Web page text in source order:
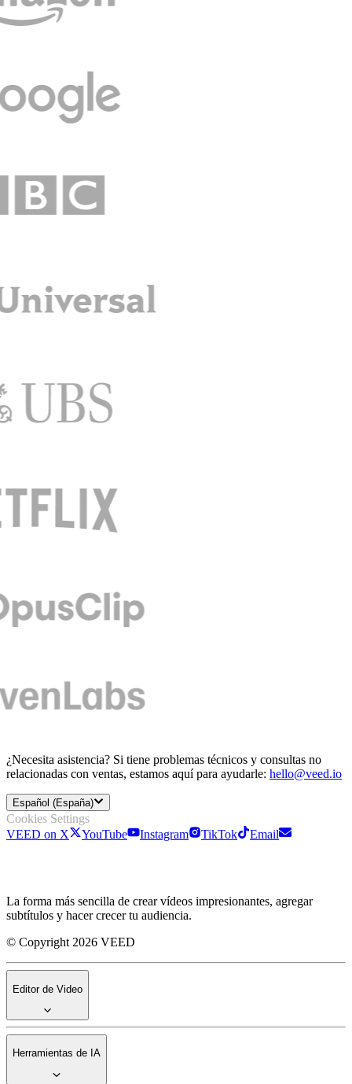
¿Necesita asistencia? Si tiene problemas técnicos y consultas no
relacionadas con ventas, estamos aquí para ayudarle: hello@veed.io
Español (España)
Cookies Settings
VEED on X
YouTube Instagram TikTok Email
La forma más sencilla de crear vídeos impresionantes, agregar
subtítulos y hacer crecer tu audiencia.
© Copyright 2026 VEED
Editor de Video
Herramientas de IA